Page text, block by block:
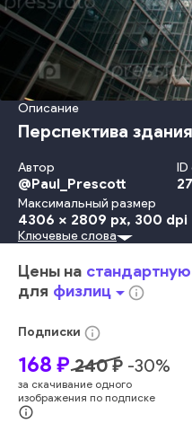
Описание
Перспектива здания
Автор
@Paul_Prescott
Максимальный размер
4306 x 2809 px, 300 dpi
Металл В Помещении
Строительство Окно
Прозрачный
Фоновые
Небоскрёб Городское
Внешний Вид Здания
Городская Жизнь
Линейная Перспектива
Геометрическая Форма
Ключевые слова
Цены на
для физлицarrow_drop_downinfo_outline
Подписки info_outline
168 ₽ 240₽ -30%
за скачивание одного
изображения по подписке
info_outline